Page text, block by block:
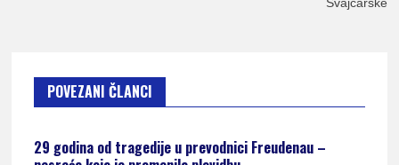
POVEZANI ČLANCI
29 godina od tragedije u prevodnici Freudenau –